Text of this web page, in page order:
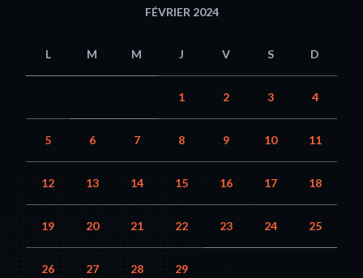
FÉVRIER 2024
L M M J V S D
1 2 3 4
5 6 7 8 9 10 11
12 13 14 15 16 17 18
19 20 21 22 23 24 25
26 27 28 29